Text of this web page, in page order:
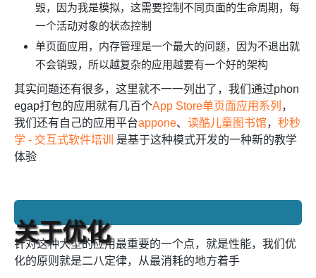
毁，因为我是模拟，这需要控制不同页面的生命周期，每
一个活动对象的状态控制
单页面应用，内存管理是一个最大的问题，因为不退出就
不会销毁，所以越复杂的应用越要有一个好的架构
其实问题还有很多，这里就不一一列出了，我们通过phon
egap打包的应用就有几百个App Store单页面应用系列 ，
我们还有自己的应用平台appone、 读酷儿童图书馆， 秒秒
学 - 交互式软件培训
是基于这种模式开发的一种新的教学
体验
关于优化
针对这种大型的应用最重要的一个点，就是性能，我们优
化的原则就是二八定律，从最消耗的地方着手